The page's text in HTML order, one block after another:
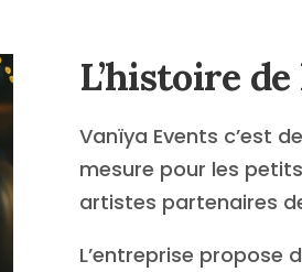
L’histoire
Vanïya Events c’est
mesure pour les
artistes partenaires
L’entreprise propose